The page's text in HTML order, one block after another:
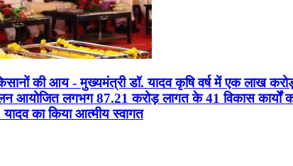
की आय - मुख्यमंत्री डॉ. यादव कृषि वर्ष में एक लाख
आयोजित लगभग 87.21 करोड़ लागत के 41 विकास कार्यों
का किया आत्मीय स्वागत